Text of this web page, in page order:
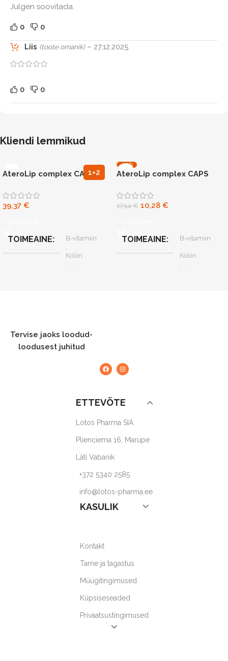
Julgen soovitada.
0 0
Liis (toote omanik) – 27.12.2025
0 0
Kliendi lemmikud
1=2
AteroLip complex CAPS
toetuseks
39,37 €
TOIMEAINE
B-vitamiin
,
Koliin
,
Kurkum
N90
-40%
N30
AteroLip complex CAPS
toetuseks
17,14€ 10,28 €
TOIMEAINE
B-vitamiin
,
Koliin
,
Kurkum
Tervise jaoks loodud-
loodusest juhitud
ETTEVÕTE
Lotos Pharma SIA
Plienciema 16, Marupe
Läti Vabariik
+372 5340 2585
info@lotos-pharma.ee
KASULIK
Kontakt
Tarne ja tagastus
Müügitingimused
Küpsiseseaded
Privaatsustingimused